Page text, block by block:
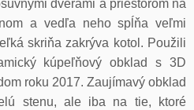
dverami a priestorom na
a vedľa neho spĺňa veľmi
skriňa zakrýva kotol. Použili
kúpeľňový obklad s 3D
roku 2017. Zaujímavý obklad
stenu, ale iba na tie, ktoré